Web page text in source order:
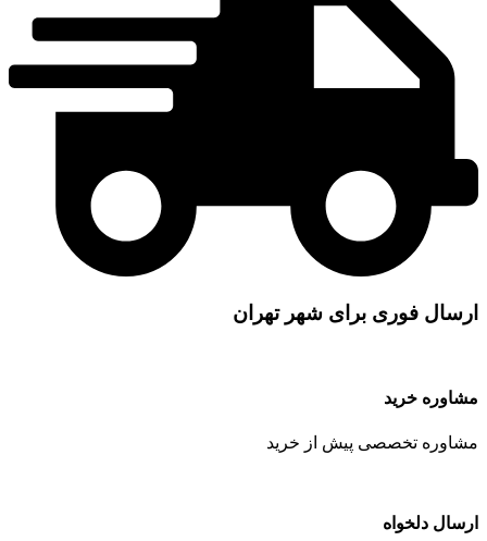
ارسال فوری برای شهر تهران
مشاوره خرید
مشاوره تخصصی پیش از خرید
ارسال دلخواه